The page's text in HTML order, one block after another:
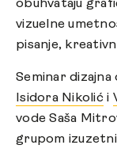
obuhvataju
vizuelne
pisanje,
Seminar dizajna
Isidora Nikolić i
vode Saša
grupom